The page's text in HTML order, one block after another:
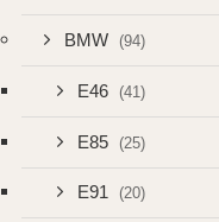
BMW (94)
E46 (41)
E85 (25)
E91 (20)